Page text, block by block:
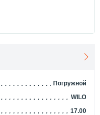
Погружной
WILO
17.00